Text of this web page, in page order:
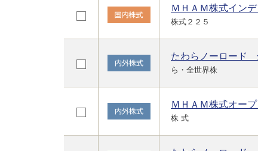
ＭＨＡＭ株式イン
株式２２５
たわらノーロード
ら・全世界株
ＭＨＡＭ株式オー
株 式